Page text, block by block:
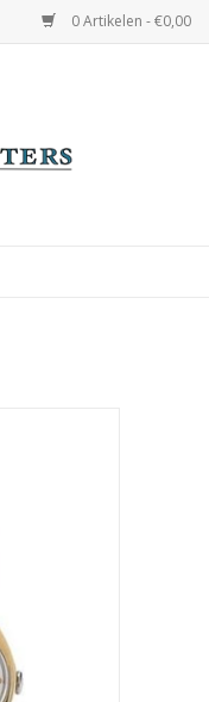
0 Artikelen - €0,00